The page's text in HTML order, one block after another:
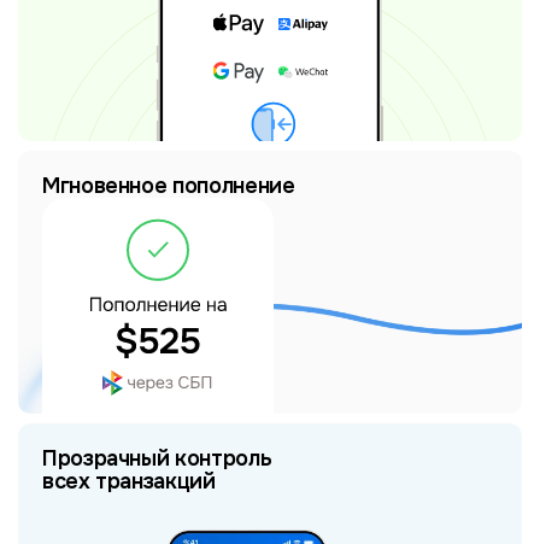
Мгновенное пополнение
Прозрачный контроль
всех транзакций